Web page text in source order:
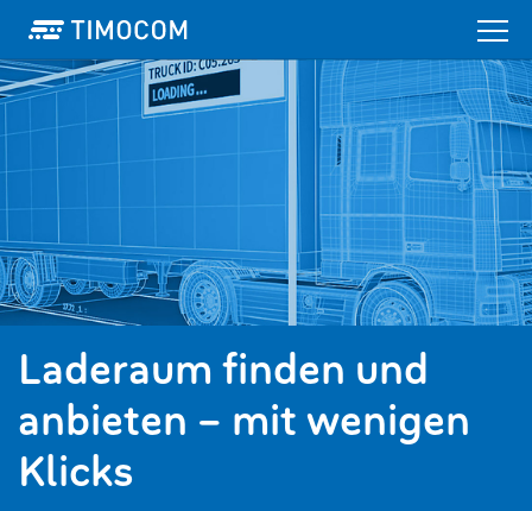
Laderaum finden und
anbieten – mit wenigen
Klicks